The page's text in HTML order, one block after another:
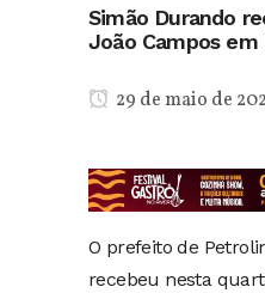
Simão Durando
João Campos em
29 de maio de
O prefeito de
recebeu nesta